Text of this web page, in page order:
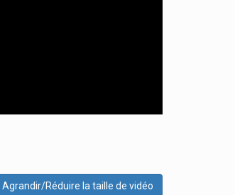
Agrandir/Réduire la taille de vidéo